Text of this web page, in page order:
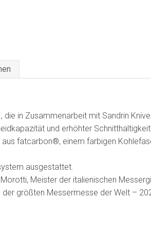
die in Zusammenarbeit mit Sandrin
und erhöhter
aus fatcarbon®, einem farbigen
ausgestattet.
Meister der italienischen
der größten Messermesse der Welt –